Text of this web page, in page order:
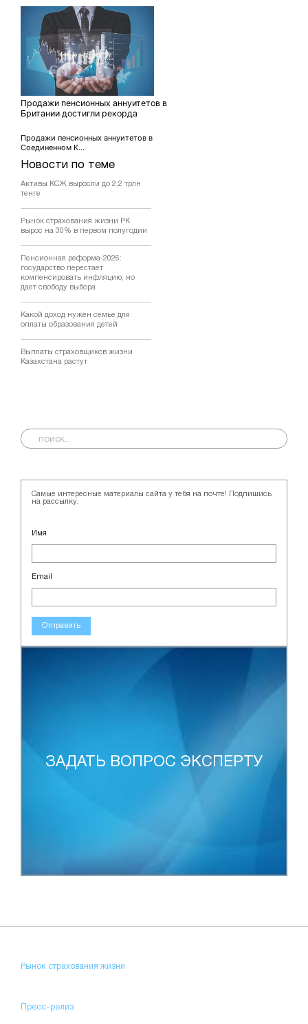
Новости по теме
Активы КСЖ выросли до 2,2 трлн
тенге
Рынок страхования жизни РК
вырос на 30% в первом полугодии
Пенсионная реформа-2026:
государство перестает
компенсировать инфляцию, но
дает свободу выбора
Какой доход нужен семье для
оплаты образования детей
Выплаты страховщиков жизни
Казахстана растут
Продажи пенсионных аннуитетов в
Британии достигли рекорда
Продажи пенсионных аннуитетов в
Соединенном К...
Самые интересные материалы сайта у тебя на почте! Подпишись
на рассылку.
Имя
Email
Отправить
ЗАДАТЬ ВОПРОС ЭКСПЕРТУ
Рынок страхования жизни
Пресс-релиз